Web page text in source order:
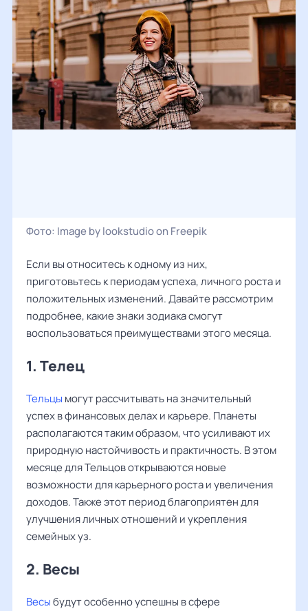
Фото: Image by lookstudio on Freepik
Если вы относитесь к одному из них,
приготовьтесь к периодам успеха, личного роста и
положительных изменений. Давайте рассмотрим
подробнее, какие знаки зодиака смогут
воспользоваться преимуществами этого месяца.
1. Телец
Тельцы могут рассчитывать на значительный
успех в финансовых делах и карьере. Планеты
располагаются таким образом, что усиливают их
природную настойчивость и практичность. В этом
месяце для Тельцов открываются новые
возможности для карьерного роста и увеличения
доходов. Также этот период благоприятен для
улучшения личных отношений и укрепления
семейных уз.
2. Весы
Весыбудут особенно успешны в сфере